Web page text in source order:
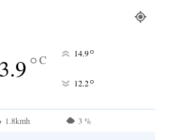
°C 14.9°
12.2°
1.8kmh 3 %